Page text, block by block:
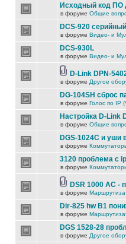
Исходный код ПО
в форуме Общие
DCS-920
в форуме Видео- и
DCS-930L
в форуме Видео- и
D-Link DPN-
в форуме Другое
DG-104SH сброс
в форуме Голос по IP
Настройка D-Link
в форуме Общие
DGS-1024C и уши
в форуме
3120 проблема с
в форуме
DSR 1000 AC -
в форуме
Dir-825 hw B1
в форуме
DGS 1528-28
в форуме Другое